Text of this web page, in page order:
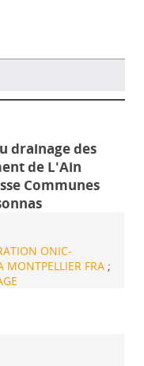
drainage des
de L'Ain
Communes
ONIC-
MONTPELLIER FRA ;